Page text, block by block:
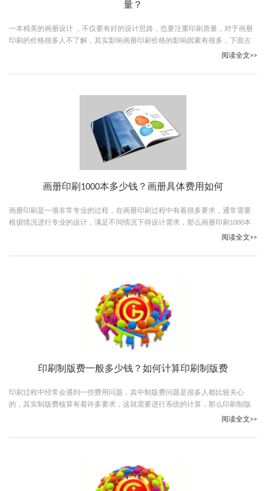
量？
一本精美的画册设计 ，不仅要有好的设计思路，也要注重印刷质量，对于画册
印刷的价格很多人不了解，其实影响画册印刷价格的影响因素有很多，下面古
柏广告设计的小编就给大家说说影响印刷厂画册印刷的价格因素有哪些。阅读全文>>
画册印刷1000本多少钱？画册具体费用如何
画册印刷是一项非常专业的过程，在画册印刷过程中有着很多要求，通常需要
根据情况进行专业的设计，满足不同情况下得设计需求，那么画册印刷1000本
阅读全文>>
印刷制版费一般多少钱？如何计算印刷制版费
印刷过程中经常会遇到一些费用问题，其中制版费问题是很多人都比较关心
的，其实制版费核算有着许多要求，这就需要进行系统的计算，那么印刷制版
阅读全文>>